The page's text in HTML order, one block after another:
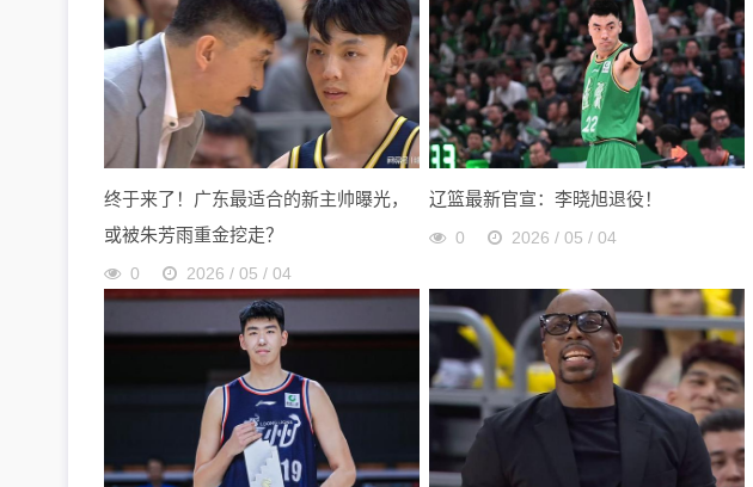
终于来了！广东最适合的新主帅曝光，
或被朱芳雨重金挖走？
0 2026 / 05 / 04
辽篮最新官宣：李晓旭退役！
0 2026 / 05 / 04